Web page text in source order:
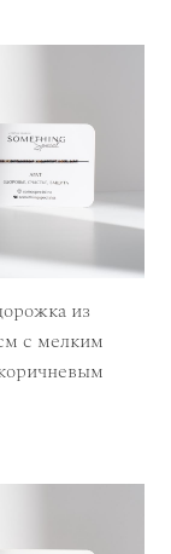
из
с мелким